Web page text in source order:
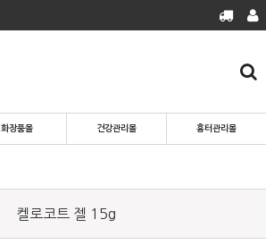
화장품몰 건강관리몰 흉터관리몰
켈로코트 젤 15g